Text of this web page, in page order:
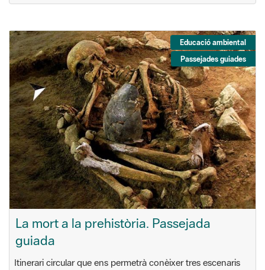
Educació ambiental
Passejades guiades
La mort a la prehistòria. Passejada
guiada
Itinerari circular que ens permetrà conèixer tres escenaris